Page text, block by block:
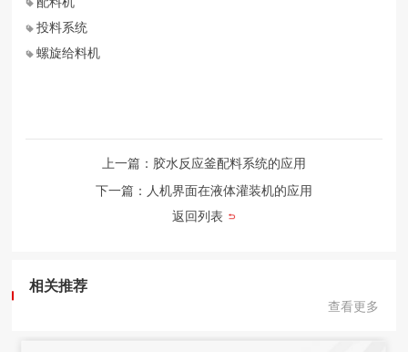
相关推荐
查看更多
投料系统
螺旋给料机
上一篇：胶水反应釜配料系统的应用
返回列表
下一篇：人机界面在液体灌装机的应用